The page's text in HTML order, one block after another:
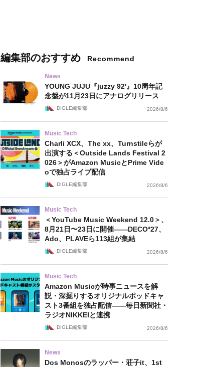
編集部のおすすめ Recommend
News
YOUNG JUJU『juzzy 92'』10周年記
念盤が11月23日にアナログリリース
DIGLE編集部 2026/8/6
Music Tech
Charli XCX、The xx、Turnstileらが
出演する＜Outside Lands Festival 2
026＞がAmazon MusicとPrime Vide
oで独占ライブ配信
DIGLE編集部 2026/8/6
Music Tech
＜YouTube Music Weekend 12.0＞、
8月21日〜23日に開催——DECO*27、
Ado、PLAVEら113組が集結
DIGLE編集部 2026/8/6
Music Tech
Amazon Musicが時事ニュースを解
説・深掘りするオリジナルポッドキャ
スト3番組を独占配信——毎日新聞社・
ラジオNIKKEIと連携
DIGLE編集部 2026/8/6
News
Dos Monosのラッパー・荘子it、1st